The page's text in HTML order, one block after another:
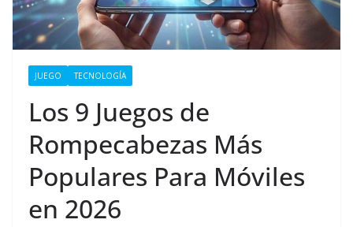
JUEGO TECNOLOGÍA
Los 9 Juegos de
Rompecabezas Más
Populares Para Móviles
en 2026